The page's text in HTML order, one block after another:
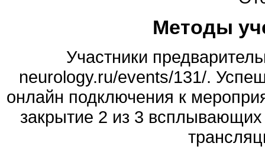
Методы
Участники
neurology.ru/events/131/.
онлайн подключения к
закрытие 2 из 3 всплывающих